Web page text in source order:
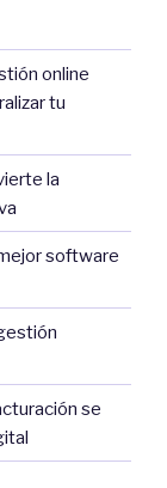
online
tu
la
software
se